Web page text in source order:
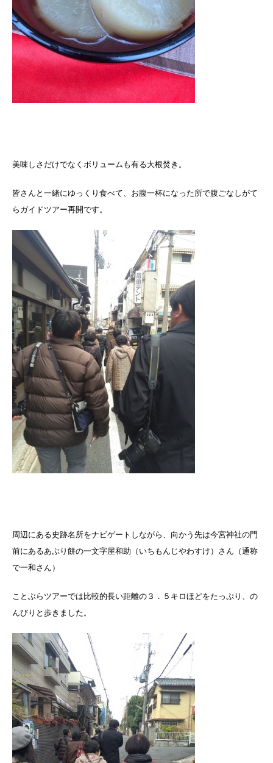
美味しさだけでなくボリュームも有る大根焚き。
皆さんと一緒にゆっくり食べて、お腹一杯になった所で腹ごなしがて
らガイドツアー再開です。
周辺にある史跡名所をナビゲートしながら、向かう先は今宮神社の門
前にあるあぶり餅の一文字屋和助（いちもんじやわすけ）さん（通称
で一和さん）
ことぶらツアーでは比較的長い距離の３．５キロほどをたっぷり、の
んびりと歩きました。